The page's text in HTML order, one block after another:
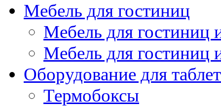
Мебель для гостиниц
Мебель для
Мебель для гостиниц
Оборудование для
Термобоксы